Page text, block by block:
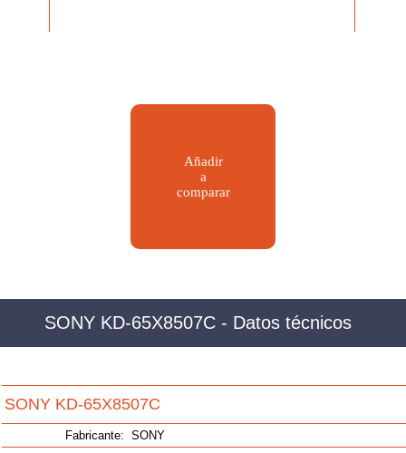
Añadir
a
comparar
SONY KD-65X8507C - Datos técnicos
SONY KD-65X8507C
Fabricante: SONY